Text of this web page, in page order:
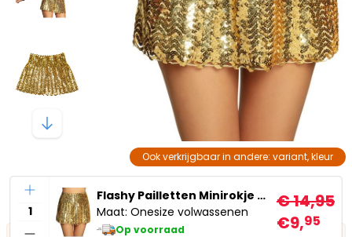
Ook verkrijgbaar in andere: variant, kleur
Aantal
Flashy Pailletten Minirokje Goud
Maat: Onesize volwassenen
Op voorraad
€ 14,95
€9,95